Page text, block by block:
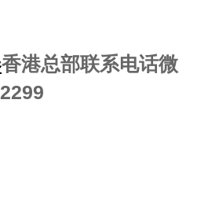
香港总部联系电话微